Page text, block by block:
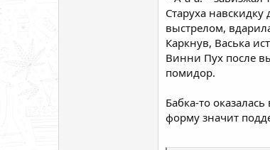
Старуха навскидку
выстрелом,
Каркнув, Васька
Винни Пух после
помидор.
Бабка-то
форму значит